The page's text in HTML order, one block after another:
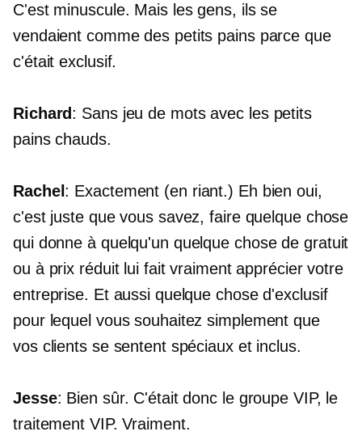
C'est minuscule. Mais les gens, ils se
vendaient comme des petits pains parce que
c'était exclusif.
Richard: Sans jeu de mots avec les petits
pains chauds.
Rachel : Exactement (en riant.) Eh bien oui,
c'est juste que vous savez, faire quelque chose
qui donne à quelqu'un quelque chose de gratuit
ou à prix réduit lui fait vraiment apprécier votre
entreprise. Et aussi quelque chose d'exclusif
pour lequel vous souhaitez simplement que
vos clients se sentent spéciaux et inclus.
Jesse: Bien sûr. C'était donc le groupe VIP, le
traitement VIP. Vraiment.